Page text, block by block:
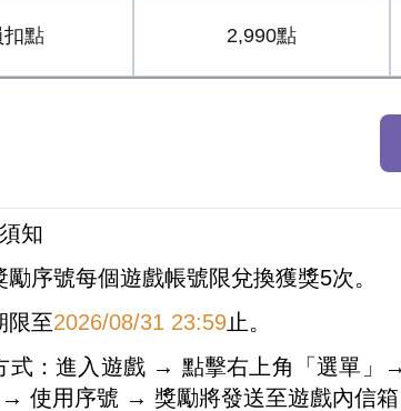
扣點 2,990點
知
勵序號每個遊戲帳號限兌換獲獎5次。
限至2026/08/31 23:59止。
式：進入遊戲 → 點擊右上角「選單
使用序號 → 獎勵將發送至遊戲內信箱